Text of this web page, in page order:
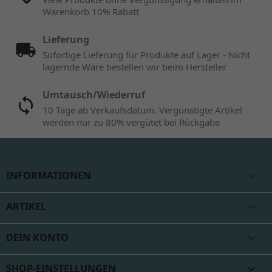
Warenkorb 10% Rabatt
Lieferung
Sofortige Lieferung für Produkte auf Lager - Nicht
lagernde Ware bestellen wir beim Hersteller
Umtausch/Wiederruf
10 Tage ab Verkaufsdatum. Vergünstigte Artikel
werden nur zu 80% vergütet bei Rückgabe
INFORMATIONEN
ARTIKEL
DEIN KONTO
SHOP-EINSTELLUNGEN